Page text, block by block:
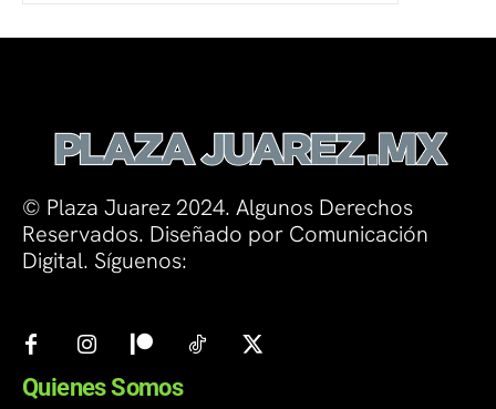
© Plaza Juarez 2024. Algunos Derechos
Reservados. Diseñado por Comunicación
Digital. Síguenos:
Quienes Somos